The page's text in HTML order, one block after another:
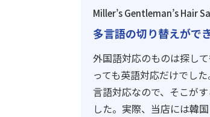
Miller’s Gentleman’s Hair
多言語の切り替えがで
外国語対応のものは探し
っても英語対応だけでし
言語対応なので、そこが
した。実際、当店には韓